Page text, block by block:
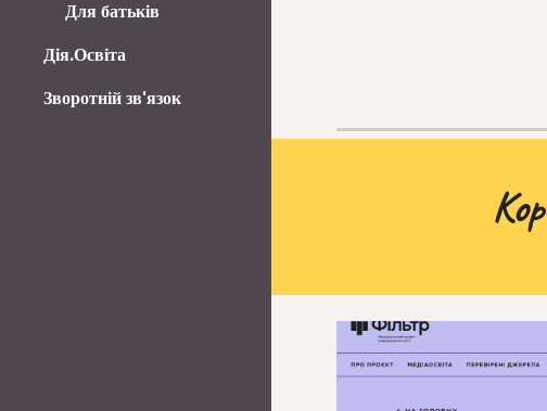
Для батьків
Дія.Освіта
Зворотній зв'язок